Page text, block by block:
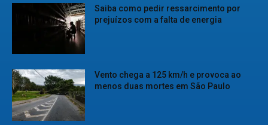
Saiba como pedir ressarcimento por
prejuízos com a falta de energia
Vento chega a 125 km/h e provoca ao
menos duas mortes em São Paulo